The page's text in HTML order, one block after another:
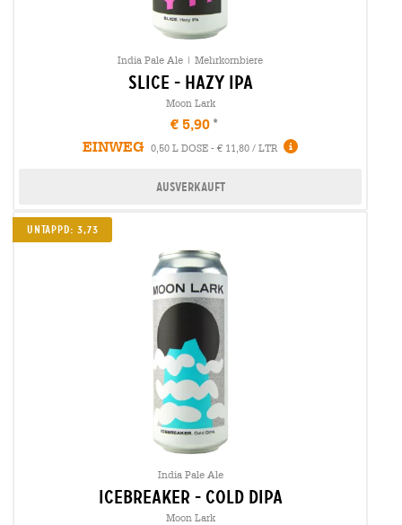
India Pale Ale | Mehrkornbiere
slice - hazy ipa
Moon Lark
€ 5,90
EINWEG
0,50 L DOSE - € 11,80 / LTR
Ausverkauft
Untappd: 3,73
India Pale Ale
icebreaker - cold dipa
Moon Lark